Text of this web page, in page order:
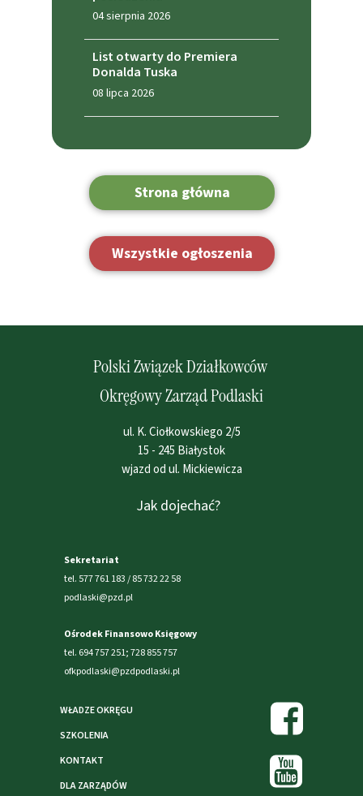
04 sierpnia 2026
List otwarty do Premiera
Donalda Tuska
08 lipca 2026
Wszystkie ogłoszenia
Strona główna
Jak dojechać?
Polski Związek Działkowców
Okręgowy Zarząd Podlaski
ul. K. Ciołkowskiego 2/5
15 - 245 Białystok
wjazd od ul. Mickiewicza
Sekretariat
tel. 577 761 183 / 85 732 22 58
podlaski@pzd.pl
Ośrodek Finansowo Księgowy
tel. 694 757 251; 728 855 757
ofkpodlaski@pzdpodlaski.pl
WŁADZE OKRĘGU
SZKOLENIA
KONTAKT
DLA ZARZĄDÓW